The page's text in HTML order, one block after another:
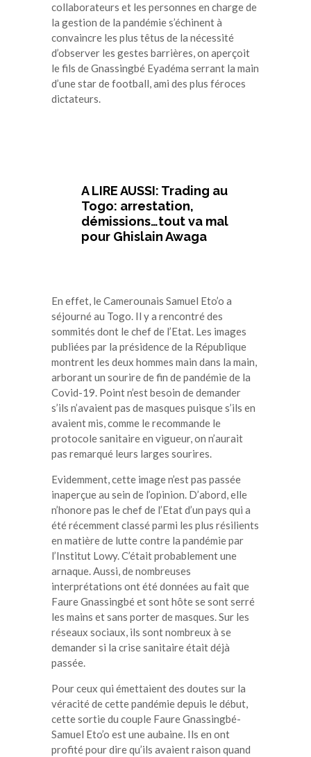
collaborateurs et les personnes en charge de
la gestion de la pandémie s’échinent à
convaincre les plus têtus de la nécessité
d’observer les gestes barrières, on aperçoit
le fils de Gnassingbé Eyadéma serrant la main
d’une star de football, ami des plus féroces
dictateurs.
A LIRE AUSSI: Trading au
Togo: arrestation,
démissions…tout va mal
pour Ghislain Awaga
En effet, le Camerounais Samuel Eto’o a
séjourné au Togo. Il y a rencontré des
sommités dont le chef de l’Etat. Les images
publiées par la présidence de la République
montrent les deux hommes main dans la main,
arborant un sourire de fin de pandémie de la
Covid-19. Point n’est besoin de demander
s’ils n’avaient pas de masques puisque s’ils en
avaient mis, comme le recommande le
protocole sanitaire en vigueur, on n’aurait
pas remarqué leurs larges sourires.
Evidemment, cette image n’est pas passée
inaperçue au sein de l’opinion. D’abord, elle
n’honore pas le chef de l’Etat d’un pays qui a
été récemment classé parmi les plus résilients
en matière de lutte contre la pandémie par
l’Institut Lowy. C’était probablement une
arnaque. Aussi, de nombreuses
interprétations ont été données au fait que
Faure Gnassingbé et sont hôte se sont serré
les mains et sans porter de masques. Sur les
réseaux sociaux, ils sont nombreux à se
demander si la crise sanitaire était déjà
passée.
Pour ceux qui émettaient des doutes sur la
véracité de cette pandémie depuis le début,
cette sortie du couple Faure Gnassingbé-
Samuel Eto’o est une aubaine. Ils en ont
profité pour dire qu’ils avaient raison quand